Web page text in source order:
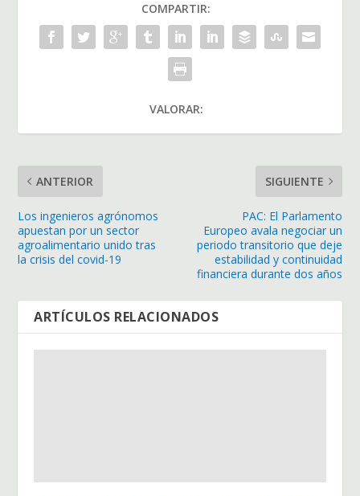
COMPARTIR:
VALORAR:
ANTERIOR
Los ingenieros agrónomos
apuestan por un sector
agroalimentario unido tras
la crisis del covid-19
SIGUIENTE
PAC: El Parlamento
Europeo avala negociar un
periodo transitorio que deje
estabilidad y continuidad
financiera durante dos años
ARTÍCULOS RELACIONADOS